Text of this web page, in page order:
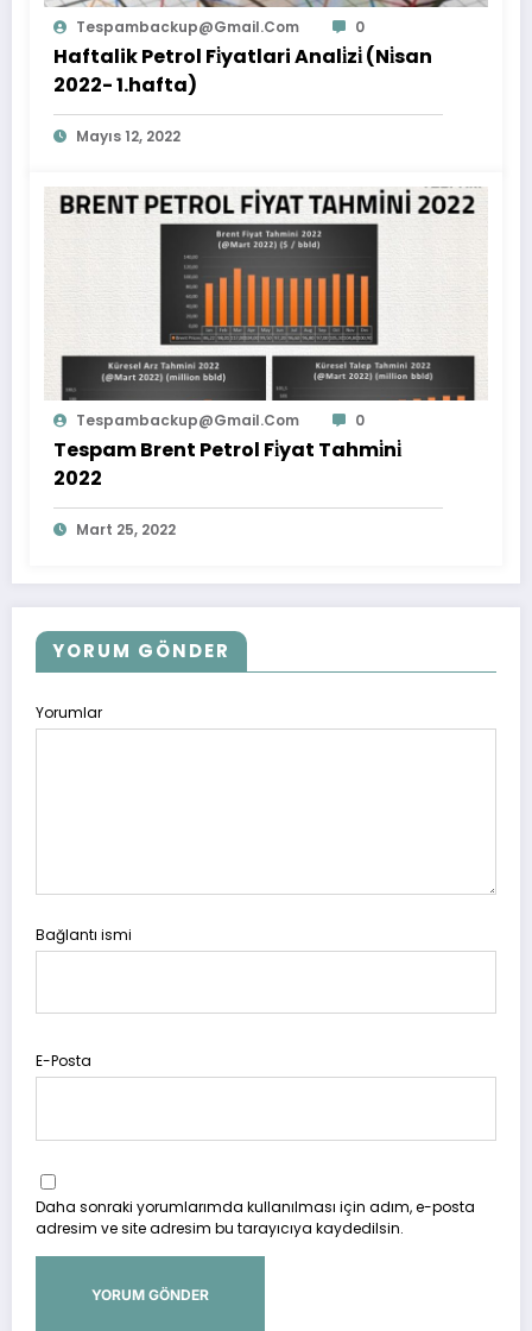
Tespambackup@gmail.com 0
Haftalik Petrol Fi̇yatlari Anali̇zi̇ (Ni̇san
2022- 1.hafta)
Mayıs 12, 2022
Tespambackup@gmail.com 0
Tespam Brent Petrol Fi̇yat Tahmi̇ni̇
2022
Mart 25, 2022
YORUM GÖNDER
Yorumlar
Bağlantı ismi
E-Posta
Daha sonraki yorumlarımda kullanılması için adım, e-posta
adresim ve site adresim bu tarayıcıya kaydedilsin.